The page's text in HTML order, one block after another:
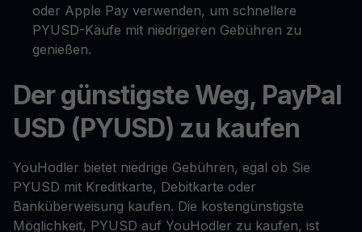
oder Apple Pay verwenden, um schnellere
PYUSD-Käufe mit niedrigeren Gebühren zu
genießen.
Der günstigste Weg, PayPal
USD (PYUSD) zu kaufen
YouHodler bietet niedrige Gebühren, egal ob Sie
PYUSD mit Kreditkarte, Debitkarte oder
Banküberweisung kaufen. Die kostengünstigste
Möglichkeit, PYUSD auf YouHodler zu kaufen, ist